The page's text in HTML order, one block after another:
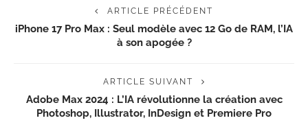
ARTICLE PRÉCÉDENT
iPhone 17 Pro Max : Seul modèle avec 12 Go de RAM, l’IA
à son apogée ?
ARTICLE SUIVANT
Adobe Max 2024 : L’IA révolutionne la création avec
Photoshop, Illustrator, InDesign et Premiere Pro